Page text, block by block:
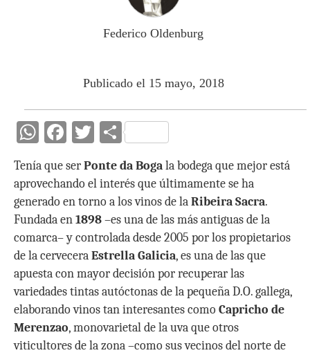
Federico Oldenburg
Publicado el 15 mayo, 2018
W
at
s
A
p
p
F
ac
e
b
o
o
k
T
itt
er
C
o
m
p
ar
ti
r
Tenía que serPonte da Bogala bodega que mejor está
aprovechando el interés que últimamente se ha
generado en torno a los vinos de laRibeira Sacra.
Fundada en1898–es una de las más antiguas de la
comarca– y controlada desde 2005 por los propietarios
de la cerveceraEstrella Galicia, es una de las que
apuesta con mayor decisión por recuperar las
variedades tintas autóctonas de la pequeña D.O. gallega,
elaborando vinos tan interesantes comoCapricho de
Merenzao, monovarietal de la uva que otros
viticultores de la zona –como sus vecinos del norte de